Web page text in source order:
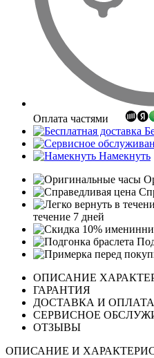
Оплата частями
Намекнуть
течение 7 дней
ОПИСАНИЕ
ГАРАНТИЯ
ДОСТАВКА И ОПЛАТА
СЕРВИСНОЕ
ОТЗЫВЫ
ОПИСАНИЕ И